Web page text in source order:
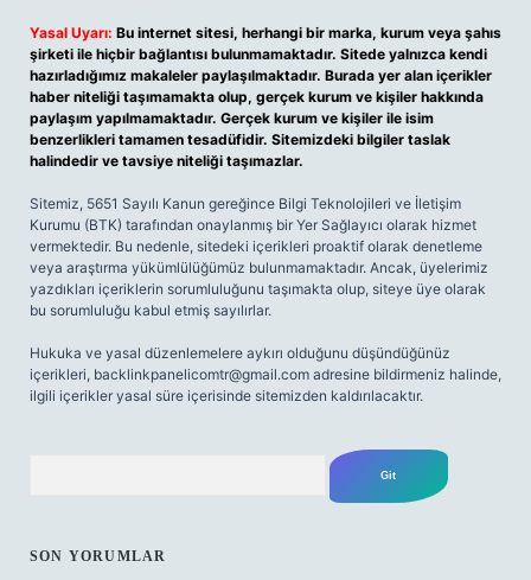
Yasal Uyarı: Bu internet sitesi, herhangi bir marka, kurum veya şahıs
şirketi ile hiçbir bağlantısı bulunmamaktadır. Sitede yalnızca kendi
hazırladığımız makaleler paylaşılmaktadır. Burada yer alan içerikler
haber niteliği taşımamakta olup, gerçek kurum ve kişiler hakkında
paylaşım yapılmamaktadır. Gerçek kurum ve kişiler ile isim
benzerlikleri tamamen tesadüfidir. Sitemizdeki bilgiler taslak
halindedir ve tavsiye niteliği taşımazlar.
Sitemiz, 5651 Sayılı Kanun gereğince Bilgi Teknolojileri ve İletişim
Kurumu (BTK) tarafından onaylanmış bir Yer Sağlayıcı olarak hizmet
vermektedir. Bu nedenle, sitedeki içerikleri proaktif olarak denetleme
veya araştırma yükümlülüğümüz bulunmamaktadır. Ancak, üyelerimiz
yazdıkları içeriklerin sorumluluğunu taşımakta olup, siteye üye olarak
bu sorumluluğu kabul etmiş sayılırlar.
Hukuka ve yasal düzenlemelere aykırı olduğunu düşündüğünüz
içerikleri, backlinkpanelicomtr@gmail.com adresine bildirmeniz halinde,
ilgili içerikler yasal süre içerisinde sitemizden kaldırılacaktır.
SON YORUMLAR